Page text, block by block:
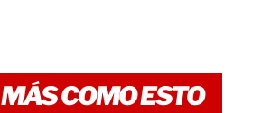
MÁS COMO ESTO